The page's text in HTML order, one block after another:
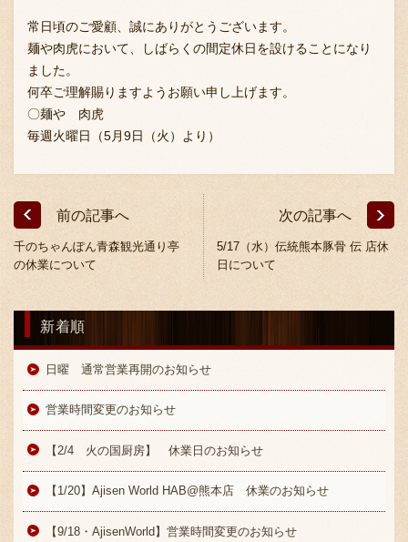
味千の取り組み
ブランド一覧
FC加盟店募集
採用情報
常日頃のご愛顧、誠にありがとうございます。
麺や肉虎において、しばらくの間定休日を設けることになり
ました。
何卒ご理解賜りますようお願い申し上げます。
〇麺や 肉虎
毎週火曜日（5月9日（火）より）
前の記事へ
千のちゃんぽん青森観光通り亭
の休業について
次の記事へ
5/17（水）伝統熊本豚骨 伝 店休
日について
新着順
日曜 通常営業再開のお知らせ
営業時間変更のお知らせ
【2/4 火の国厨房】 休業日のお知らせ
【1/20】Ajisen World HAB@熊本店 休業のお知らせ
【9/18・AjisenWorld】営業時間変更のお知らせ